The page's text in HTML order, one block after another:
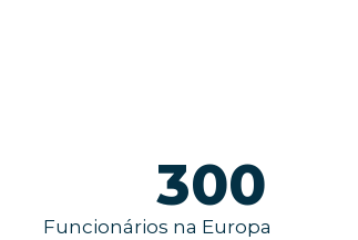
Funcionários na Europa
300